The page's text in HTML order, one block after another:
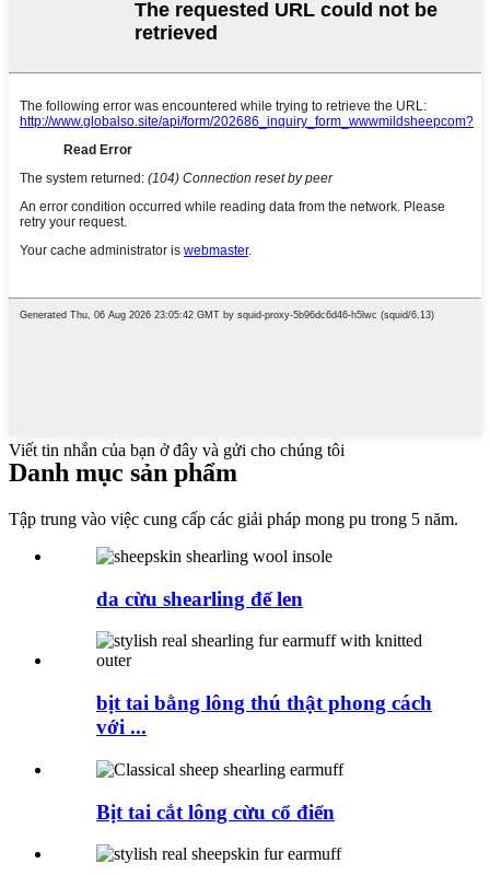
Viết tin nhắn của bạn ở đây và gửi cho chúng tôi
Danh mục sản phẩm
Tập trung vào việc cung cấp các giải pháp mong pu trong 5 năm.
da cừu shearling đế len
bịt tai bằng lông thú thật phong cách
với ...
Bịt tai cắt lông cừu cổ điển